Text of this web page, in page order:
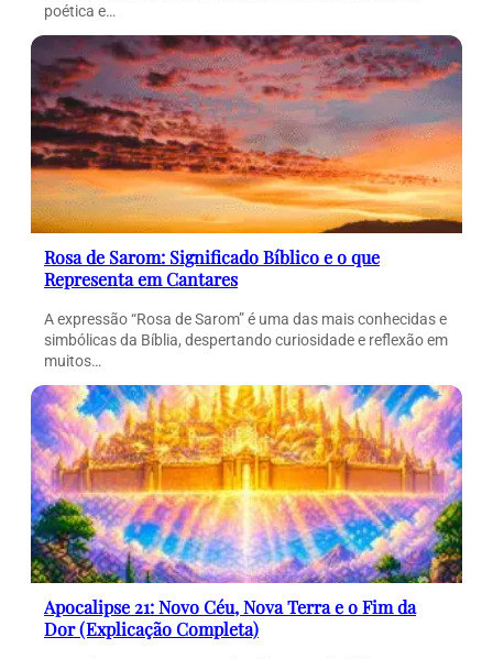
poética e…
Rosa de Sarom: Significado Bíblico e o que
Representa em Cantares
A expressão “Rosa de Sarom” é uma das mais conhecidas e
simbólicas da Bíblia, despertando curiosidade e reflexão em
muitos…
Apocalipse 21: Novo Céu, Nova Terra e o Fim da
Dor (Explicação Completa)